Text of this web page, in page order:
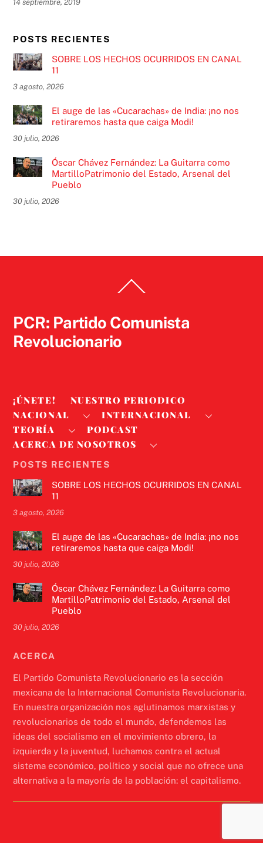
14 septiembre, 2019
POSTS RECIENTES
SOBRE LOS HECHOS OCURRIDOS EN CANAL
11
3 agosto, 2026
El auge de las «Cucarachas» de India: ¡no nos
retiraremos hasta que caiga Modi!
30 julio, 2026
Óscar Chávez Fernández: La Guitarra como
MartilloPatrimonio del Estado, Arsenal del
Pueblo
30 julio, 2026
To
PCR: Partido Comunista
Revolucionario
¡ÚNETE!
NUESTRO PERIODICO
NACIONAL
INTERNACIONAL
TEORÍA
PODCAST
ACERCA DE NOSOTROS
POSTS RECIENTES
SOBRE LOS HECHOS OCURRIDOS EN CANAL
11
3 agosto, 2026
El auge de las «Cucarachas» de India: ¡no nos
retiraremos hasta que caiga Modi!
30 julio, 2026
Óscar Chávez Fernández: La Guitarra como
MartilloPatrimonio del Estado, Arsenal del
Pueblo
30 julio, 2026
ACERCA
El Partido Comunista Revolucionario es la sección
mexicana de la Internacional Comunista Revolucionaria.
En nuestra organización nos aglutinamos marxistas y
revolucionarios de todo el mundo, defendemos las
ideas del socialismo en el movimiento obrero, la
izquierda y la juventud, luchamos contra el actual
sistema económico, político y social que no ofrece una
alternativa a la mayoría de la población: el capitalismo.